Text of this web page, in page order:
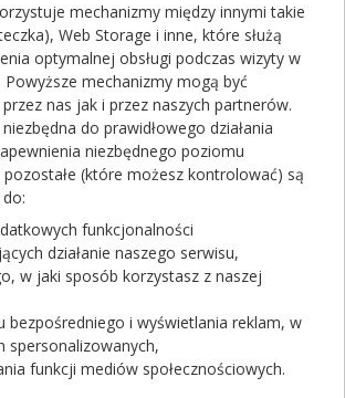
29 17:30 Aktualizacja: 2025-06-03 14:20
produktów spożywczych wokół której,
kontrowersji, mitów czy półprawd. Są wśród
nabiału nie wyobrażają sobie życia, ale są i
go jak ognia. Jak to w końcu jest z tym
nie jeść? Jak jego spożywanie wpływa na
powinien unikać nabiału i czy naprawdę jest
przez:
Bartłomiej Łuczyński
mechanizmy między innymi takie
Web Storage i inne, które służą
optymalnej obsługi podczas wizyty w
Powyższe mechanizmy mogą być
nas jak i przez naszych partnerów.
do prawidłowego działania
niezbędnego poziomu
(które możesz kontrolować) są
funkcjonalności
działanie naszego serwisu,
w jaki sposób korzystasz z naszej
bezpośredniego i wyświetlania reklam, w
spersonalizowanych,
funkcji mediów społecznościowych.